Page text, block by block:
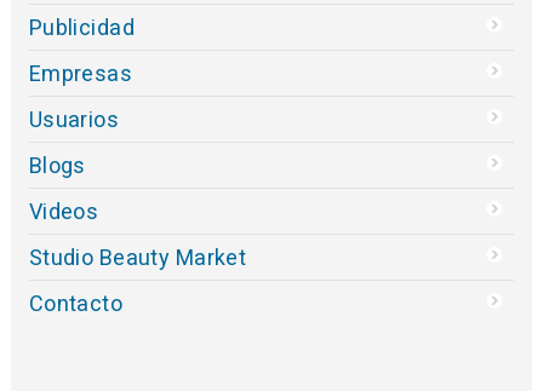
Publicidad
Empresas
Usuarios
Blogs
Videos
Studio Beauty Market
Contacto